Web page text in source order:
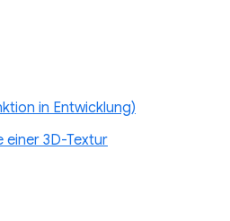
in Entwicklung)
einer 3D-Textur